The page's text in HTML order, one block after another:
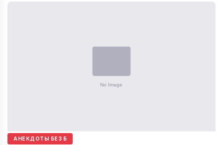
АНЕКДОТЫ БЕЗ Б